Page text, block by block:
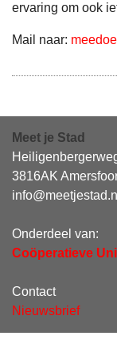
ervaring om ook
Mail naar:
Meet je Stad
3816AK
Onderdeel van:
Coöperatieve
Contact
Nieuwsbrief